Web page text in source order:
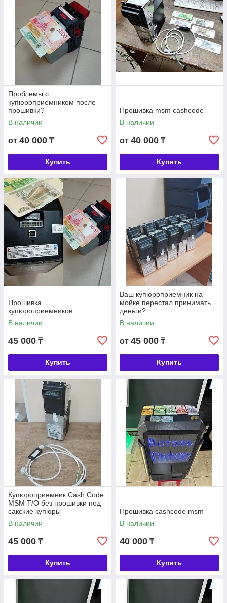
Проблемы с
купюроприемником после
прошивки?
В наличии
от 40 000 ₸
Купить
Прошивка msm cashcode
В наличии
от 40 000 ₸
Купить
Прошивка
купюроприемников
В наличии
45 000 ₸
Купить
Ваш купюроприемник на
мойке перестал принимать
деньги?
В наличии
от 45 000 ₸
Купить
Купюроприемник Cash Code
MSM Т/О без прошивки под
сакские купюры
В наличии
45 000 ₸
Купить
Прошивка cashcode msm
В наличии
40 000 ₸
Купить